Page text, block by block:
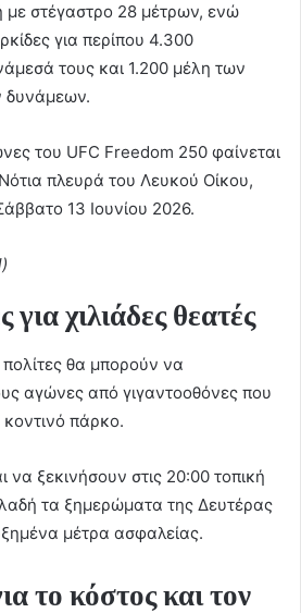
με στέγαστρο 28 μέτρων, ενώ
για περίπου 4.300
τους και 1.200 μέλη των
δυνάμεων.
του UFC Freedom 250 φαίνεται
πλευρά του Λευκού Οίκου,
13 Ιουνίου 2026.
για χιλιάδες θεατές
θα μπορούν να
αγώνες από γιγαντοοθόνες που
κοντινό πάρκο.
να ξεκινήσουν στις 20:00 τοπική
τα ξημερώματα της Δευτέρας
μέτρα ασφαλείας.
το κόστος και τον